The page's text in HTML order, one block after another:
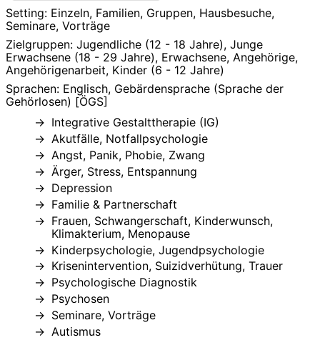
Setting: Einzeln, Familien, Gruppen, Hausbesuche,
Seminare, Vorträge
Zielgruppen: Jugendliche (12 - 18 Jahre), Junge
Erwachsene (18 - 29 Jahre), Erwachsene, Angehörige,
Angehörigenarbeit, Kinder (6 - 12 Jahre)
Sprachen: Englisch, Gebärdensprache (Sprache der
Gehörlosen) [ÖGS]
Integrative Gestalttherapie (IG)
Akutfälle, Notfallpsychologie
Angst, Panik, Phobie, Zwang
Ärger, Stress, Entspannung
Depression
Familie & Partnerschaft
Frauen, Schwangerschaft, Kinderwunsch,
Klimakterium, Menopause
Kinderpsychologie, Jugendpsychologie
Krisenintervention, Suizidverhütung, Trauer
Psychologische Diagnostik
Psychosen
Seminare, Vorträge
Autismus